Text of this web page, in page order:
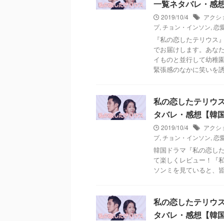
一覧ネタバレ・感
2019/10/4
アクシ
プ, チョン・インソン, 恋
『私の恋したテリウ
でお届けします。あな
イものと並行して幼稚
緊張感のなかに笑い
私の恋したテリウ
タバレ・感想【韓
2019/10/4
アクシ
プ, チョン・インソン, 恋
韓国ドラマ『私の恋し
て楽しくレビュー！『
ソンミを見ていると
私の恋したテリウ
タバレ・感想【韓